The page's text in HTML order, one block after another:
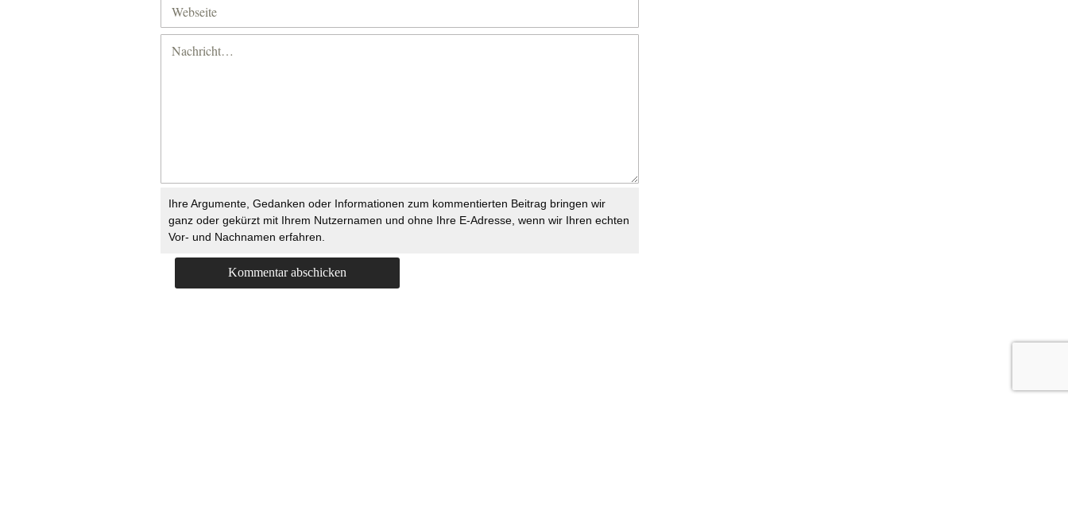
Ihre Argumente, Gedanken oder Informationen zum kommentierten Beitrag bringen wir
ganz oder gekürzt mit Ihrem Nutzernamen und ohne Ihre E-Adresse, wenn wir Ihren echten
Vor- und Nachnamen erfahren.